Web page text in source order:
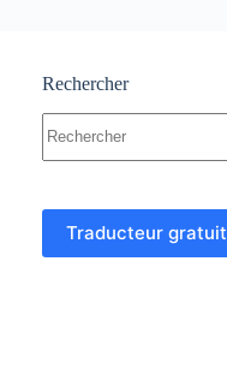
Exercices-
Rechercher
résultat
Traducteur gratuit